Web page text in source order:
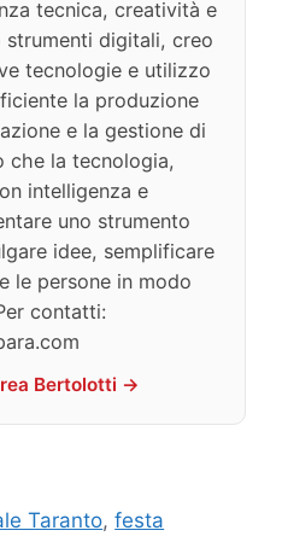
tecnica, creatività e
strumenti digitali, creo
tecnologie e utilizzo
la produzione
e la gestione di
che la tecnologia,
intelligenza e
uno strumento
idee, semplificare
le persone in modo
contatti:
Bertolotti →
Taranto,festa